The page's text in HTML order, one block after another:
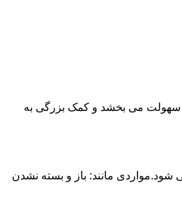
سهولت می بخشد و کمک بزرگی به
مانند: باز و بسته نشدن